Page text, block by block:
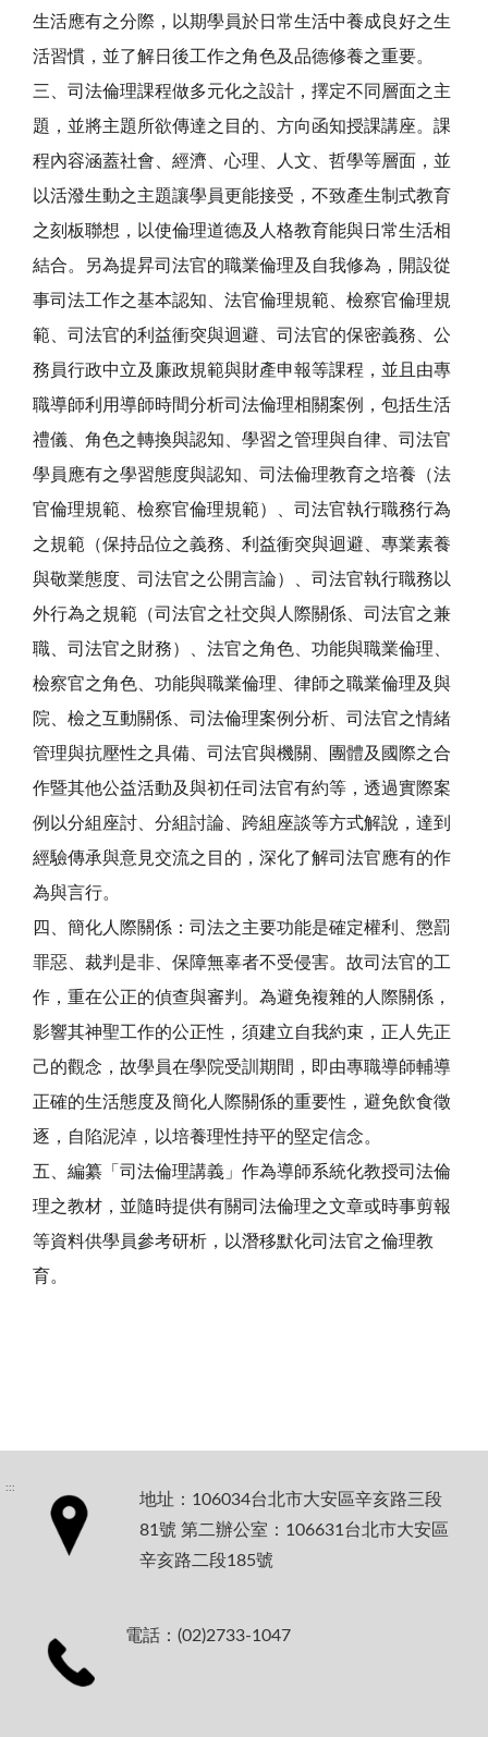
生活應有之分際，以期學員於日常生活中養成良好之生
活習慣，並了解日後工作之角色及品德修養之重要。
三、司法倫理課程做多元化之設計，擇定不同層面之主
題，並將主題所欲傳達之目的、方向函知授課講座。課
程內容涵蓋社會、經濟、心理、人文、哲學等層面，並
以活潑生動之主題讓學員更能接受，不致產生制式教育
之刻板聯想，以使倫理道德及人格教育能與日常生活相
結合。另為提昇司法官的職業倫理及自我修為，開設從
事司法工作之基本認知、法官倫理規範、檢察官倫理規
範、司法官的利益衝突與迴避、司法官的保密義務、公
務員行政中立及廉政規範與財產申報等課程，並且由專
職導師利用導師時間分析司法倫理相關案例，包括生活
禮儀、角色之轉換與認知、學習之管理與自律、司法官
學員應有之學習態度與認知、司法倫理教育之培養（法
官倫理規範、檢察官倫理規範）、司法官執行職務行為
之規範（保持品位之義務、利益衝突與迴避、專業素養
與敬業態度、司法官之公開言論）、司法官執行職務以
外行為之規範（司法官之社交與人際關係、司法官之兼
職、司法官之財務）、法官之角色、功能與職業倫理、
檢察官之角色、功能與職業倫理、律師之職業倫理及與
院、檢之互動關係、司法倫理案例分析、司法官之情緒
管理與抗壓性之具備、司法官與機關、團體及國際之合
作暨其他公益活動及與初任司法官有約等，透過實際案
例以分組座討、分組討論、跨組座談等方式解說，達到
經驗傳承與意見交流之目的，深化了解司法官應有的作
為與言行。
四、簡化人際關係：司法之主要功能是確定權利、懲罰
罪惡、裁判是非、保障無辜者不受侵害。故司法官的工
作，重在公正的偵查與審判。為避免複雜的人際關係，
影響其神聖工作的公正性，須建立自我約束，正人先正
己的觀念，故學員在學院受訓期間，即由專職導師輔導
正確的生活態度及簡化人際關係的重要性，避免飲食徵
逐，自陷泥淖，以培養理性持平的堅定信念。
五、編纂「司法倫理講義」作為導師系統化教授司法倫
理之教材，並隨時提供有關司法倫理之文章或時事剪報
等資料供學員參考研析，以潛移默化司法官之倫理教
育。
:::
地址：106034台北市大安區辛亥路三段
81號 第二辦公室：106631台北市大安區
辛亥路二段185號
電話：(02)2733-1047